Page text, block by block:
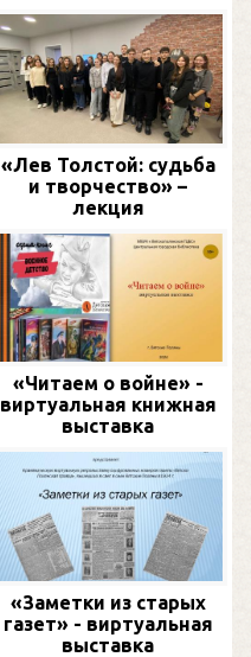
«Лев Толстой: судьба
и творчество» –
лекция
«Читаем о войне» -
виртуальная книжная
выставка
«Заметки из старых
газет» - виртуальная
выставка